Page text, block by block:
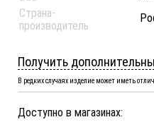
Страна-
производитель
Получить
В редких случаях изделие может иметь
Доступно в магазинах: